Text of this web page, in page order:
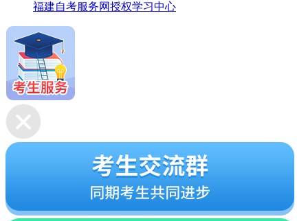
福建自考服务网授权学习中心